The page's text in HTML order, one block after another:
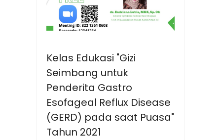
Kelas Edukasi "Gizi
Seimbang untuk
Penderita Gastro
Esofageal Reflux Disease
(GERD) pada saat Puasa"
Tahun 2021